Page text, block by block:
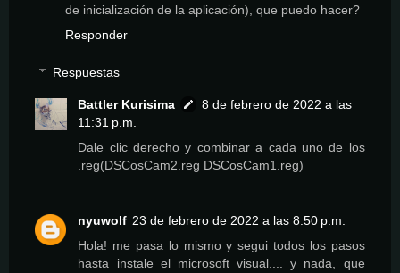
de inicialización de la aplicación), que puedo hacer?
Responder
Respuestas
Battler Kurisima
8 de febrero de 2022 a las
11:31 p.m.
Dale clic derecho y combinar a cada uno de los
.reg(DSCosCam2.reg DSCosCam1.reg)
nyuwolf 23 de febrero de 2022 a las 8:50 p.m.
Hola! me pasa lo mismo y segui todos los pasos
hasta instale el microsoft visual.... y nada, que